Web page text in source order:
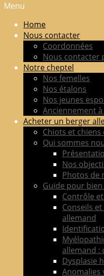
La
Maison
Du
Prince
Elevage
allemand
adultes
Menu
Home
Nous contacter
Coordonnées
Nous contacter
Notre cheptel
Nos femelles
Nos étalons
Nos jeunes
Anciennement à
Acheter un berger
Chiots et chiens
Qui sommes
Nos
Photos de
Guide pour
Contrôle
Conseils
allemand
allemand :
Dysplasie
Anomalies